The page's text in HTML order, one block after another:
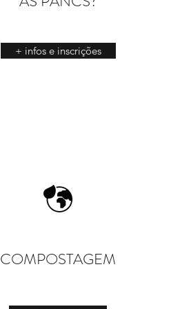
+ infos e inscrições
COMPOSTAGEM